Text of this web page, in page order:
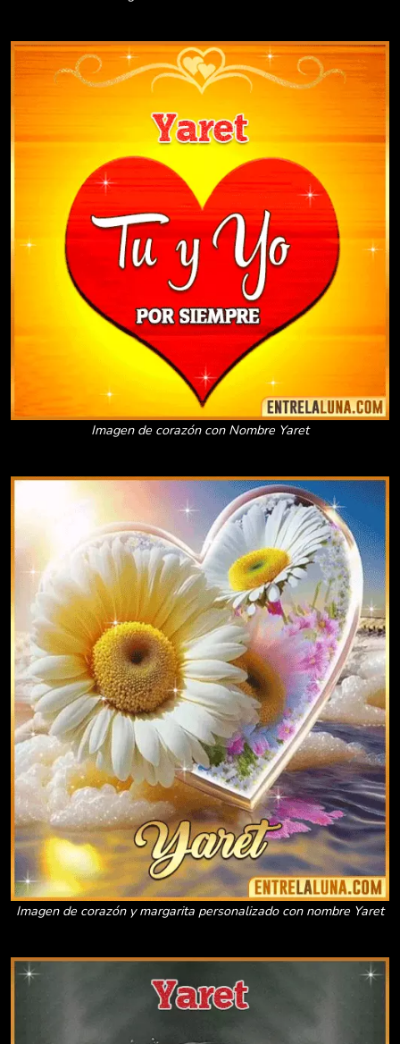
Imagen de corazón con Nombre Yaret
Imagen de corazón y margarita personalizado con nombre Yaret